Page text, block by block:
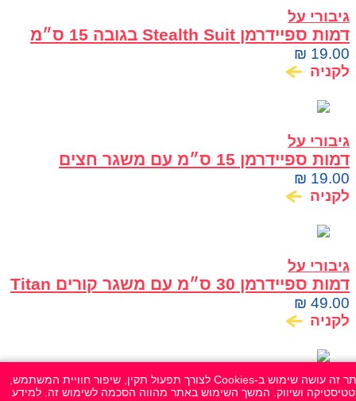
גיבורי על
דמות ספיידרמן Stealth Suit בגובה 15 ס״מ
Marvel Hasbro
₪ 19.00
לקניה
גיבורי על
דמות ספיידרמן 15 ס״מ עם משגר חצים
Marvel Hasbro
₪ 19.00
לקניה
גיבורי על
דמות ספיידרמן 30 ס״מ עם משגר קורים Titan
Hero Blast Gear Hasbro
₪ 49.00
לקניה
בובות / דמויות
אתר זה עושה שימוש ב-Cookies לצורך תפעול תקין, שיפור חוויית המשתמש,
ושיווק. המשך השימוש באתר מהווה הסכמה לשימוש זה. למידע